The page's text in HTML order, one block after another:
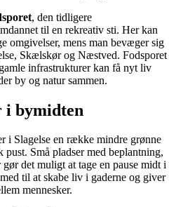
, den tidligere
til en rekreativ sti. Her kan
omgivelser, mens man bevæger sig
Skælskør og Næstved. Fodsporet
infrastrukturer kan få nyt liv
by og natur sammen.
i bymidten
i Slagelse en række mindre grønne
Små pladser med beplantning,
det muligt at tage en pause midt i
til at skabe liv i gaderne og giver
mennesker.